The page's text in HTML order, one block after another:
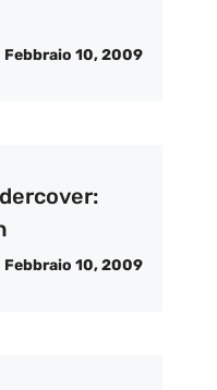
Febbraio 10, 2009
Febbraio 10, 2009